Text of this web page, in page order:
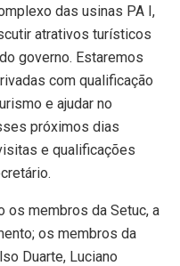
das usinas PA I,
atrativos turísticos
governo. Estaremos
com qualificação
e ajudar no
próximos dias
e qualificações
os membros da Setuc, a
os membros da
Duarte, Luciano